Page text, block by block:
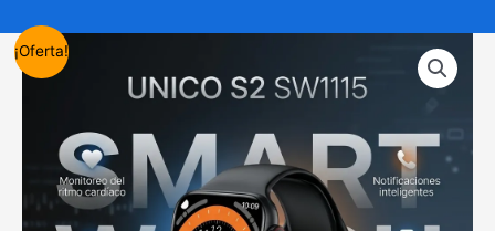
¡Oferta!
original
80,00€.
actual
61,90€.
Smart
watch
UNICO
SW1115
cantidad